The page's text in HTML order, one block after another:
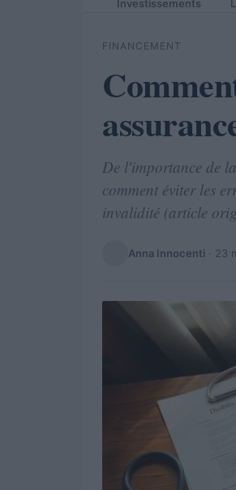
Investissements
FINANCEMENT
De l'importance de
comment éviter les
invalidité (article
Anna Innocenti · 23